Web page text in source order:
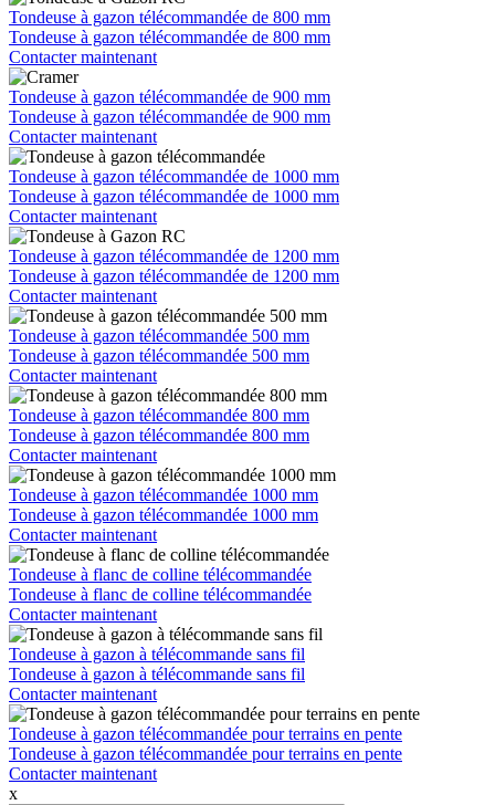
Tondeuse à gazon télécommandée de 800 mm
Tondeuse à gazon télécommandée de 800 mm
Contacter maintenant
Tondeuse à gazon télécommandée de 900 mm
Tondeuse à gazon télécommandée de 900 mm
Contacter maintenant
Tondeuse à gazon télécommandée de 1000 mm
Tondeuse à gazon télécommandée de 1000 mm
Contacter maintenant
Tondeuse à gazon télécommandée de 1200 mm
Tondeuse à gazon télécommandée de 1200 mm
Contacter maintenant
Tondeuse à gazon télécommandée 500 mm
Tondeuse à gazon télécommandée 500 mm
Contacter maintenant
Tondeuse à gazon télécommandée 800 mm
Tondeuse à gazon télécommandée 800 mm
Contacter maintenant
Tondeuse à gazon télécommandée 1000 mm
Tondeuse à gazon télécommandée 1000 mm
Contacter maintenant
Tondeuse à flanc de colline télécommandée
Tondeuse à flanc de colline télécommandée
Contacter maintenant
Tondeuse à gazon à télécommande sans fil
Tondeuse à gazon à télécommande sans fil
Contacter maintenant
Tondeuse à gazon télécommandée pour terrains en pente
Tondeuse à gazon télécommandée pour terrains en pente
Contacter maintenant
x